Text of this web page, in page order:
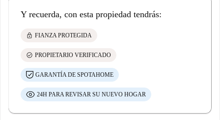
Y recuerda, con esta propiedad tendrás:
lock FIANZA PROTEGIDA
check_circle PROPIETARIO VERIFICADO
GARANTÍA DE SPOTAHOME
24H PARA REVISAR SU NUEVO HOGAR